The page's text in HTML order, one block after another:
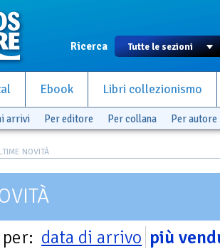
Ricerca
Ebook Libri collezionismo
arrivi Per editore Per collana Per autore
NOVITÀ
data di arrivo più